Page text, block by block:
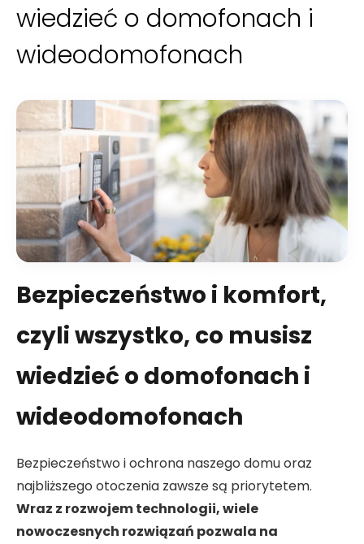
wiedzieć o domofonach i
wideodomofonach
Bezpieczeństwo i komfort,
czyli wszystko, co musisz
wiedzieć o domofonach i
wideodomofonach
Bezpieczeństwo i ochrona naszego domu oraz
najbliższego otoczenia zawsze są priorytetem.
Wraz z rozwojem technologii, wiele
nowoczesnych rozwiązań pozwala na